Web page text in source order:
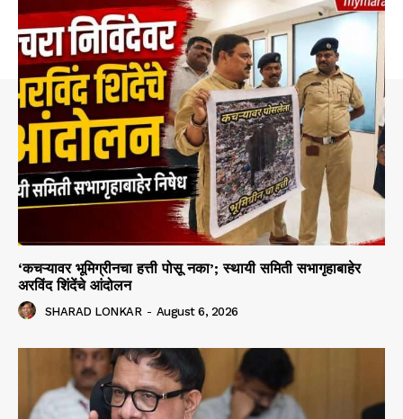
‘कचऱ्यावर भूमिग्रीनचा हत्ती पोसू नका’; स्थायी समिती सभागृहाबाहेर
अरविंद शिंदेंचे आंदोलन
SHARAD LONKAR - August 6, 2026